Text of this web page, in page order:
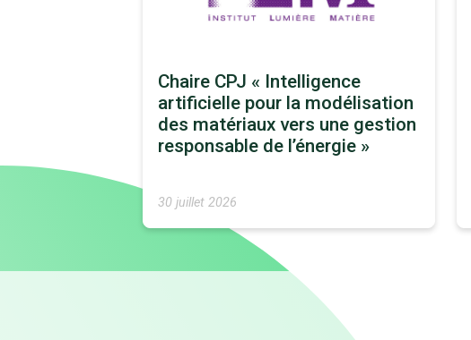
Chaire CPJ « Intelligence
artificielle pour la modélisation
des matériaux vers une gestion
responsable de l’énergie »
30 juillet 2026